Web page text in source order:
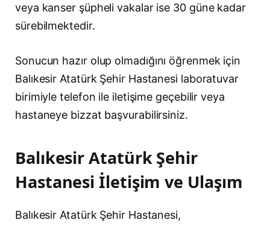
veya kanser şüpheli vakalar ise 30 güne kadar
sürebilmektedir.
Sonucun hazır olup olmadığını öğrenmek için
Balıkesir Atatürk Şehir Hastanesi laboratuvar
birimiyle telefon ile iletişime geçebilir veya
hastaneye bizzat başvurabilirsiniz.
Balıkesir Atatürk Şehir
Hastanesi İletişim ve Ulaşım
Balıkesir Atatürk Şehir Hastanesi,